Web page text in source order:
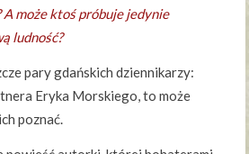
A może ktoś próbuje jedynie
ludność?
pary gdańskich dziennikarzy:
Eryka Morskiego, to może
poznać.